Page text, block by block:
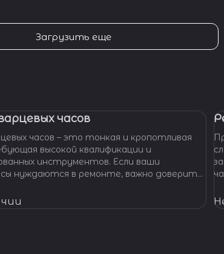
Загрузить еще
часов
часов – это тонкая и кропотливая
высокой квалификации и
инструментов. Если ваши
нуждаются в ремонте, важно доверить
проблему и предложить
решение.